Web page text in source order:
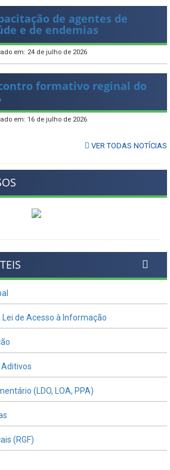
de agentes de
e de endemias
em: 24 de julho de 2026
formativo reginal do
em: 16 de julho de 2026
VER TODAS NOTÍCIAS
de Acesso à Informação
(LDO, LOA, PPA)
(RGF)